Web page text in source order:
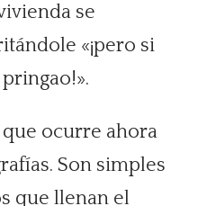
se
«¡pero si
ocurre ahora
Son simples
que llenan el